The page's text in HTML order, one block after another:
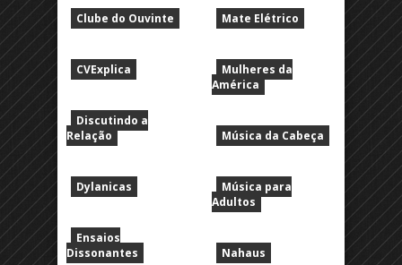
Clube do Ouvinte
CVExplica
Discutindo a
Relação
Dylanicas
Ensaios
Dissonantes
Mate Elétrico
Mulheres da
América
Música da Cabeça
Música para
Adultos
Nahaus